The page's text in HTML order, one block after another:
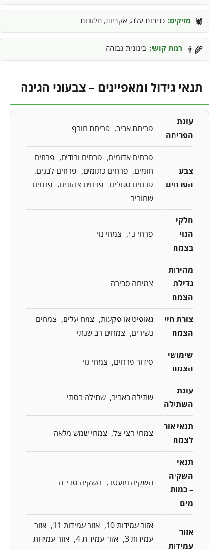
🕷️ מזיקים: כנימות עלה, אקריות, חלזונות
👨‍🌾 רמת קושי: בינונית-גבוהה
תנאי גידול ומאפיינים – צבעוני הגינה
עונת
הפריחה
פריחת אביב פריחת חורף
צבע
הפרחים
פרחים אדומים פרחים ורודים
פרחים
חומים
פרחים כתומים
פרחים לבנים
פרחים סגולים
פרחים צהובים
פרחים
שחורים
חלקי
הנוי
בצמח
פרחי נוי צמחי נוי
מהירות
גדילת
הצמח
צמיחה סבירה
צורת חיי
הצמח
גאופיט או פקעות צמח עלים
צמחים
נשירים
צמחים רב שנתי
שימושי
הצמח
סידור פרחים צמחי נוי
עונת
השתילה
שתילה באביב שתילה בסתיו
תנאי אור
לצמח
צמחי חצי צל צמחי שמש מלאה
תנאי
השקיה
– כמות
מים
השקיה מועטה השקיה סבירה
אזור
עמידות
אזור עמידות 10 אזור עמידות 11
אזור
עמידות 3
אזור עמידות 4
אזור עמידות